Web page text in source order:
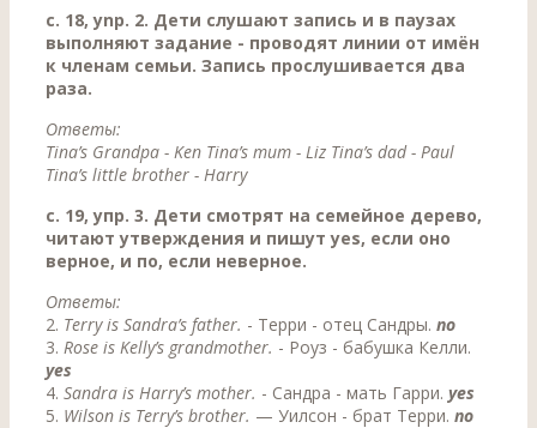
c. 18, ynp. 2. Дети слушают запись и в паузах
выполняют задание - проводят линии от имён
к членам семьи. Запись прослушивается два
раза.
Ответы:
Tina’s Grandpa - Ken Tina’s mum - Liz Tina’s dad - Paul
Tina’s little brother - Harry
c. 19, упр. 3. Дети смотрят на семейное дерево,
читают утверждения и пишут yes, если оно
верное, и по, если неверное.
Ответы:
2. Terry is Sandra’s father. - Терри - отец Сандры. nо
3. Rose is Kelly’s grandmother. - Роуз - бабушка Келли.
yes
4. Sandra is Harry’s mother. - Сандра - мать Гарри. yes
5. Wilson is Terry’s brother. — Уилсон - брат Терри. no